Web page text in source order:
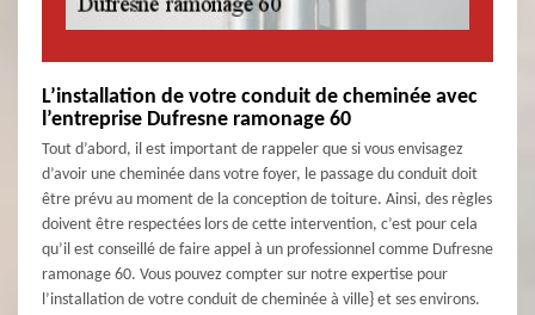
L’installation de votre conduit de cheminée avec
l’entreprise Dufresne ramonage 60
Tout d’abord, il est important de rappeler que si vous envisagez
d’avoir une cheminée dans votre foyer, le passage du conduit doit
être prévu au moment de la conception de toiture. Ainsi, des règles
doivent être respectées lors de cette intervention, c’est pour cela
qu’il est conseillé de faire appel à un professionnel comme Dufresne
ramonage 60. Vous pouvez compter sur notre expertise pour
l’installation de votre conduit de cheminée à ville} et ses environs.